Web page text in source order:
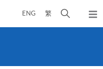
ENG 繁
开
弹
出